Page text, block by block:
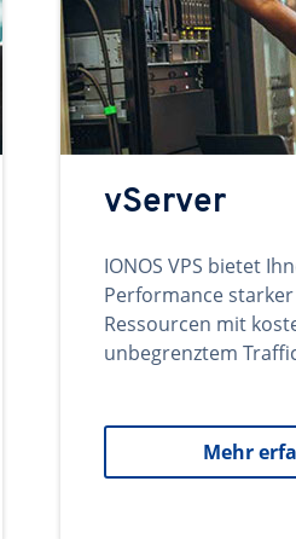
vServer
IONOS VPS bietet
Performance
Ressourcen mit
unbegrenztem
Mehr